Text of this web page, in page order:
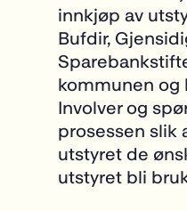
innkjøp av
Bufdir,
kommunen og
Involver og
prosessen slik
utstyret de
utstyret bli